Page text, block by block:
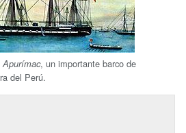
Apurímac, un importante barco de
del Perú.